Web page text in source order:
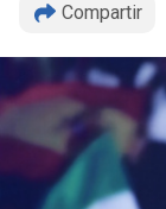
Compartir
Copiar